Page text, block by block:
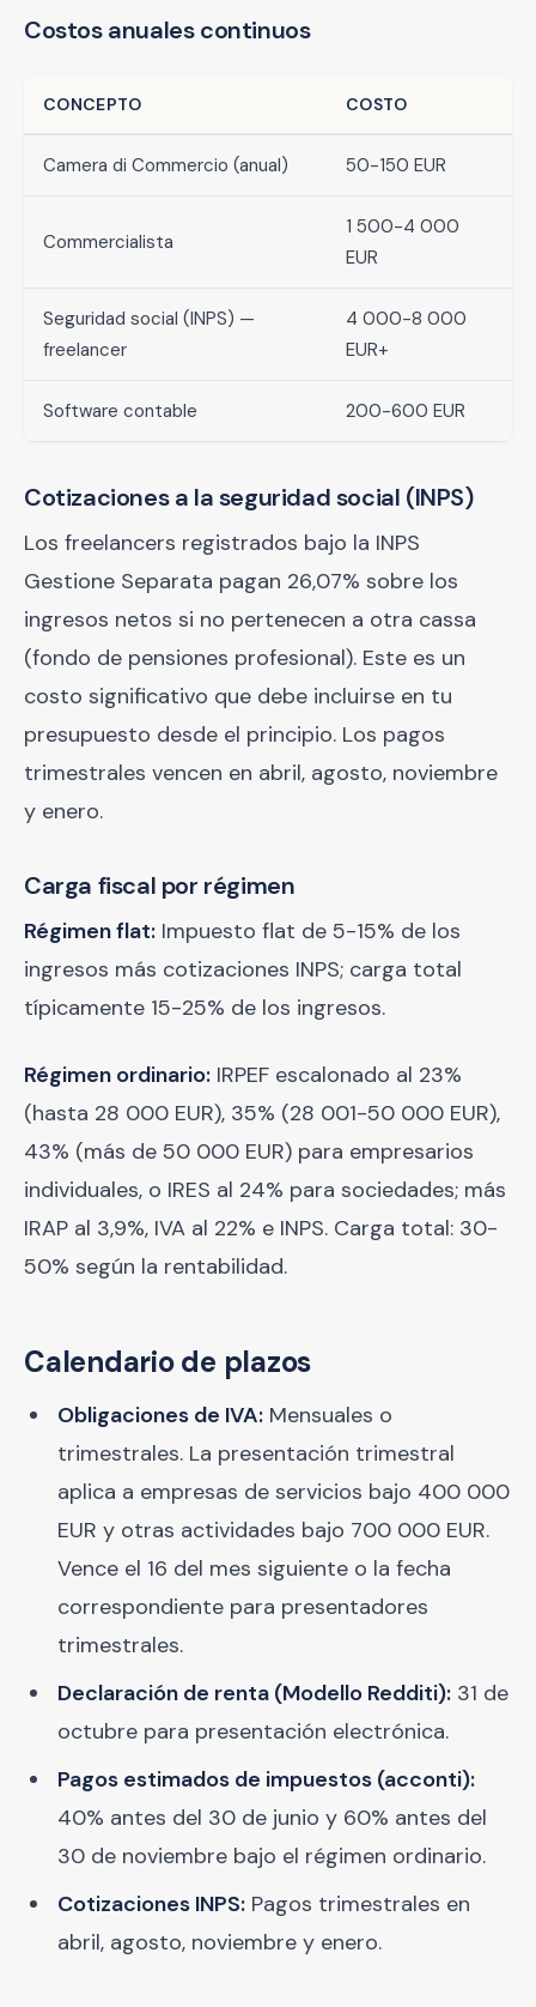
Costos anuales continuos
CONCEPTO COSTO
Camera di Commercio (anual) 50-150 EUR
Commercialista
1 500-4 000
EUR
Seguridad social (INPS) —
freelancer
4 000-8 000
EUR+
Software contable 200-600 EUR
Cotizaciones a la seguridad social (INPS)
Los freelancers registrados bajo la INPS
Gestione Separata pagan 26,07% sobre los
ingresos netos si no pertenecen a otra cassa
(fondo de pensiones profesional). Este es un
costo significativo que debe incluirse en tu
presupuesto desde el principio. Los pagos
trimestrales vencen en abril, agosto, noviembre
y enero.
Carga fiscal por régimen
Régimen flat: Impuesto flat de 5-15% de los
ingresos más cotizaciones INPS; carga total
típicamente 15-25% de los ingresos.
Régimen ordinario: IRPEF escalonado al 23%
(hasta 28 000 EUR), 35% (28 001-50 000 EUR),
43% (más de 50 000 EUR) para empresarios
individuales, o IRES al 24% para sociedades; más
IRAP al 3,9%, IVA al 22% e INPS. Carga total: 30-
50% según la rentabilidad.
Calendario de plazos
Obligaciones de IVA: Mensuales o
trimestrales. La presentación trimestral
aplica a empresas de servicios bajo 400 000
EUR y otras actividades bajo 700 000 EUR.
Vence el 16 del mes siguiente o la fecha
correspondiente para presentadores
trimestrales.
Declaración de renta (Modello Redditi): 31 de
octubre para presentación electrónica.
Pagos estimados de impuestos (acconti):
40% antes del 30 de junio y 60% antes del
30 de noviembre bajo el régimen ordinario.
Cotizaciones INPS: Pagos trimestrales en
abril, agosto, noviembre y enero.